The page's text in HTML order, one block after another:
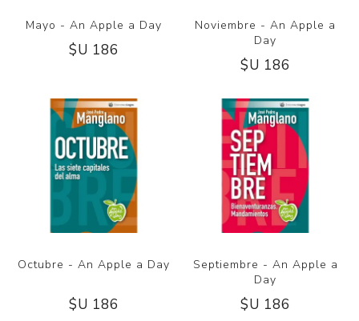
Mayo - An Apple a Day
$U 186
Noviembre - An Apple a
Day
$U 186
Octubre - An Apple a Day
$U 186
Septiembre - An Apple a
Day
$U 186